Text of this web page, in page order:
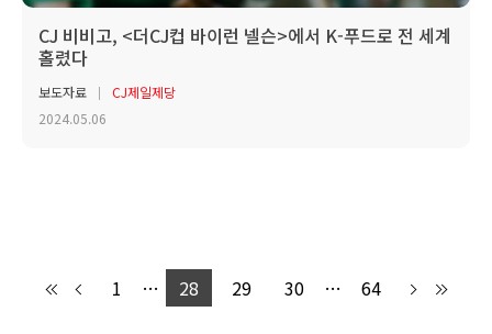
CJ 비비고, <더CJ컵 바이런 넬슨>에서 K-푸드로 전 세계
홀렸다
보도자료
CJ제일제당
2024.05.06
1 … 28 29 30 … 64